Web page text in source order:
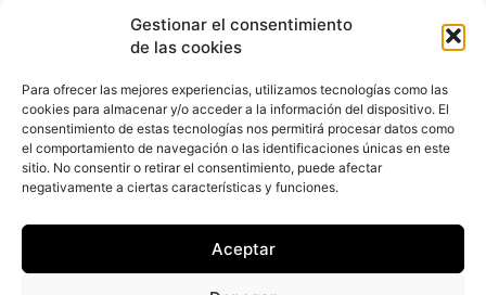
Gestionar el consentimiento
de las cookies
Para ofrecer las mejores experiencias, utilizamos tecnologías como las
cookies para almacenar y/o acceder a la información del dispositivo. El
consentimiento de estas tecnologías nos permitirá procesar datos como
el comportamiento de navegación o las identificaciones únicas en este
sitio. No consentir o retirar el consentimiento, puede afectar
negativamente a ciertas características y funciones.
Aceptar
millones para asumir la
producción electrificada
de Qashqai y Juke en
Reino Unido
Redacción - 27 de noviembre de 2023
invertirá 1.120 millones de libras esterlinas (1.290
millones de euros) adicionales en su planta
EV36Zero de Sunderland (Reino Unido)...